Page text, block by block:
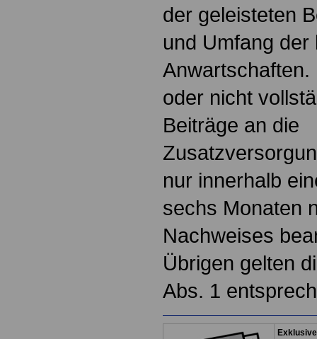
der geleisteten
und Umfang
Anwartschaften.
oder nicht
Beiträge an die
nur innerhalb
sechs Monaten
Nachweises
Übrigen gelten
Abs. 1